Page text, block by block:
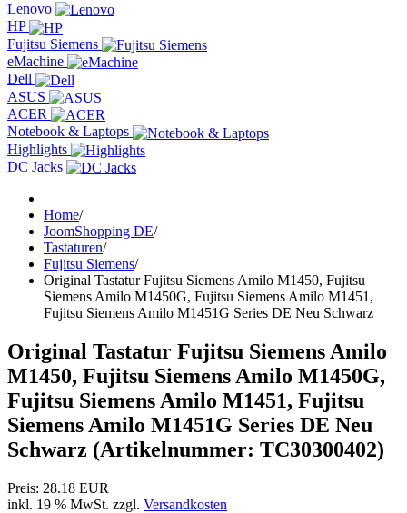
Lenovo
HP
Fujitsu Siemens
eMachine
Dell
ASUS
ACER
Notebook & Laptops
Highlights
DC Jacks
Home/
JoomShopping DE/
Tastaturen/
Fujitsu Siemens/
Original Tastatur Fujitsu Siemens Amilo M1450, Fujitsu
Siemens Amilo M1450G, Fujitsu Siemens Amilo M1451,
Fujitsu Siemens Amilo M1451G Series DE Neu Schwarz
Original Tastatur Fujitsu Siemens Amilo
M1450, Fujitsu Siemens Amilo M1450G,
Fujitsu Siemens Amilo M1451, Fujitsu
Siemens Amilo M1451G Series DE Neu
Schwarz (Artikelnummer: TC30300402)
Preis: 28.18 EUR
inkl. 19 % MwSt. zzgl. Versandkosten